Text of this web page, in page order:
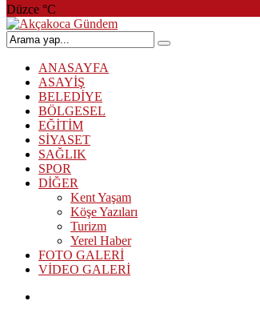
Düzce °C
ANASAYFA
ASAYİŞ
BELEDİYE
BÖLGESEL
EĞİTİM
SİYASET
SAĞLIK
SPOR
DİĞER
Kent Yaşam
Köşe Yazıları
Turizm
Yerel Haber
FOTO GALERİ
VİDEO GALERİ